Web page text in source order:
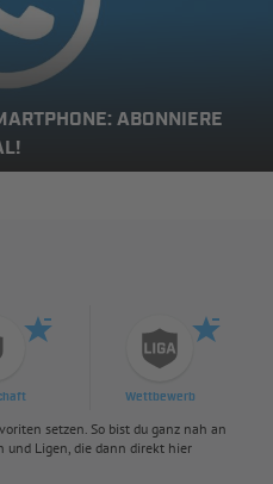
ABONNIERE
Wettbewerb
setzen. So bist du ganz nah an
und Ligen, die dann direkt hier